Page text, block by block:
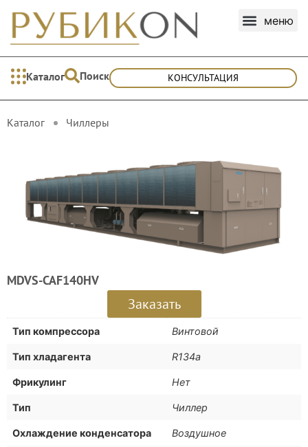
Каталог Поиск КОНСУЛЬТАЦИЯ
Каталог Чиллеры
MDVS-CAF140HV
Заказать
Тип компрессора Винтовой
Тип хладагента R134a
Фрикулинг Нет
Тип Чиллер
Охлаждение конденсатора Воздушное